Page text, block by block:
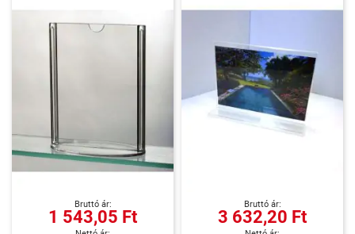
1 543,05 Ft 3 632,20 Ft